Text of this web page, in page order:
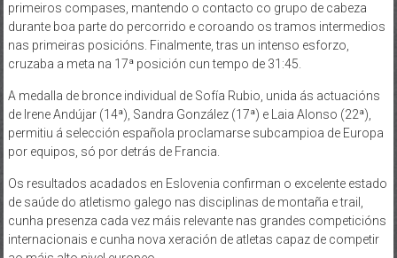
primeiros compases, mantendo o contacto co grupo de cabeza
durante boa parte do percorrido e coroando os tramos intermedios
nas primeiras posicións. Finalmente, tras un intenso esforzo,
cruzaba a meta na 17ª posición cun tempo de 31:45.
A medalla de bronce individual de Sofía Rubio, unida ás actuacións
de Irene Andújar (14ª), Sandra González (17ª) e Laia Alonso (22ª),
permitiu á selección española proclamarse subcampioa de Europa
por equipos, só por detrás de Francia.
Os resultados acadados en Eslovenia confirman o excelente estado
de saúde do atletismo galego nas disciplinas de montaña e trail,
cunha presenza cada vez máis relevante nas grandes competicións
internacionais e cunha nova xeración de atletas capaz de competir